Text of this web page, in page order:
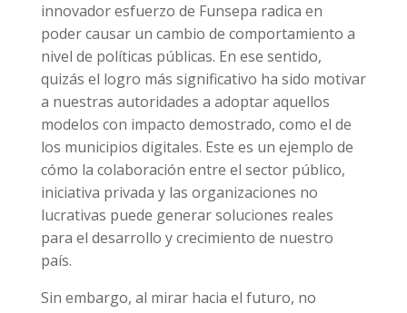
innovador esfuerzo de Funsepa radica en
poder causar un cambio de comportamiento a
nivel de políticas públicas. En ese sentido,
quizás el logro más significativo ha sido motivar
a nuestras autoridades a adoptar aquellos
modelos con impacto demostrado, como el de
los municipios digitales. Este es un ejemplo de
cómo la colaboración entre el sector público,
iniciativa privada y las organizaciones no
lucrativas puede generar soluciones reales
para el desarrollo y crecimiento de nuestro
país.
Sin embargo, al mirar hacia el futuro, no